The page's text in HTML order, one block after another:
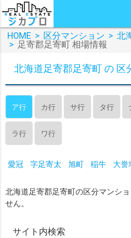
HOME > 区分マンション > 北
> 足寄郡足寄町 相場情報
北海道足寄郡足寄町 の 区
ア行 カ行 サ行 タ行
ラ行 ワ行
愛冠 字足寄太 旭町 稲牛 大誉
北海道足寄郡足寄町の区分マンシ
せん。
サイト内検索